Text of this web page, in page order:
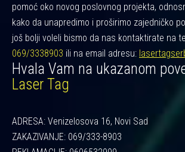
pomoć oko novog poslovnog projekta,
kako da unapredimo i proširimo zajedničko
još bolji voleli bismo da nas kontaktirate na
069/3338903 ili na email adresu:
Hvala Vam na ukazanom
Laser Tag
ADRESA: Venizelosova 16, Novi Sad
ZAKAZIVANJE: 069/333-8903